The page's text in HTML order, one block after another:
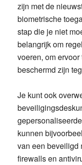
zijn met de
biometrische
stap die je niet
belangrijk om
voeren, om
beschermd zijn
Je kunt ook
kunnen
van een beveiligd
firewalls en